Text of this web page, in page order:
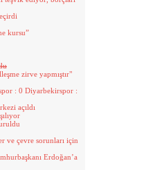
kursu”
zirve yapmıştır"
: 0 Diyarbekirspor :
açıldı
ve çevre sorunları için
Erdoğan’a